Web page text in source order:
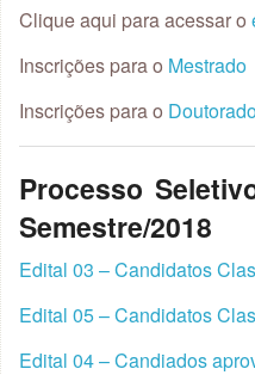
Clique aqui para acessar o
Inscrições para o Mestrado
Inscrições para o
Processo
Semestre/2018
Edital 03 – Candidatos
Edital 05 – Candidatos
Edital 04 – Candiados